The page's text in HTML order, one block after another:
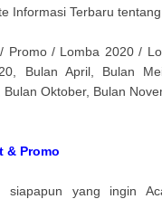
Informasi Terbaru
Promo / Lomba 2020 /
Bulan April, Bulan
Bulan Oktober, Bulan
& Promo
siapapun yang ingin